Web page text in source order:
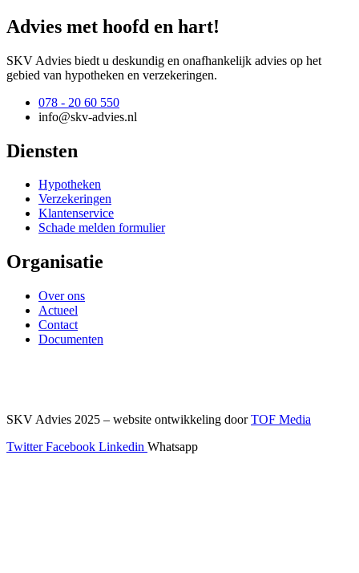
Advies met hoofd en hart!
SKV Advies biedt u deskundig en onafhankelijk advies op het
gebied van hypotheken en verzekeringen.
078 - 20 60 550
info@skv-advies.nl
Diensten
Hypotheken
Verzekeringen
Klantenservice
Schade melden formulier
Organisatie
Over ons
Actueel
Contact
Documenten
SKV Advies 2025 – website ontwikkeling doorTOF Media
Twitter Facebook Linkedin Whatsapp